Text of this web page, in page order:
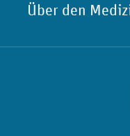
Über den